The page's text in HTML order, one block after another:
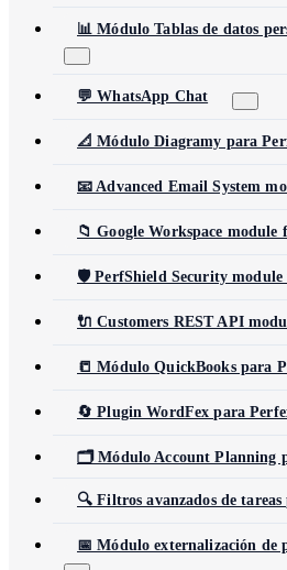
📊 Módulo Tablas de datos
💬 WhatsApp Chat
📐 Módulo Diagramy para
📧 Advanced Email System
📁 Google Workspace module
🛡️ PerfShield Security module
🔌 Customers REST API
📒 Módulo QuickBooks para
🔄 Plugin WordFex para
🗂️ Módulo Account Planning
🔍 Filtros avanzados de
📅 Módulo externalización de